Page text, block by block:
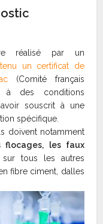
réalisé par un
un certificat de
(Comité français
à des conditions
avoir souscrit à une
spécifique.
doivent notamment
flocages, les faux
sur tous les autres
fibre ciment, dalles